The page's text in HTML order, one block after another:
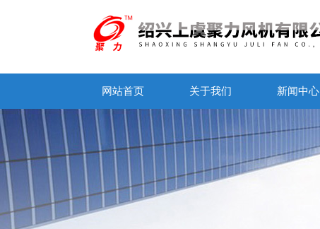
网站首页 关于我们 新闻中心